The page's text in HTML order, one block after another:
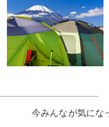
今みんなが気にな